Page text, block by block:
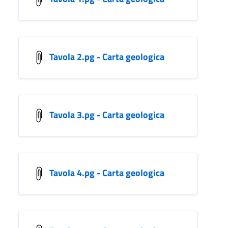
Tavola 2.pg - Carta geologica
Tavola 3.pg - Carta geologica
Tavola 4.pg - Carta geologica